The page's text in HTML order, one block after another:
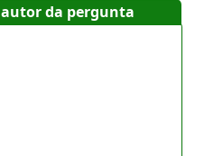
da pergunta